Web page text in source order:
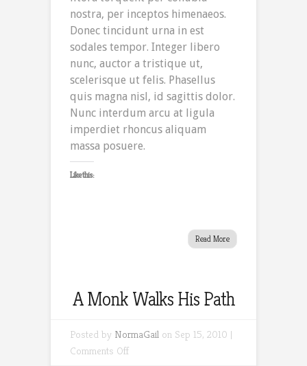
nostra, per inceptos himenaeos.
Donec tincidunt urna in est
sodales tempor. Integer libero
nunc, auctor a tristique ut,
scelerisque ut felis. Phasellus
quis magna nisl, id sagittis dolor.
Nunc interdum arcu at ligula
imperdiet rhoncus aliquam
massa posuere.
Like this:
Read More
A Monk Walks His Path
Posted by NormaGail on Sep 15, 2010 |
Comments Offon